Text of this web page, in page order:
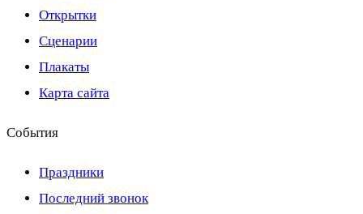
Открытки
Сценарии
Плакаты
Карта сайта
События
Праздники
Последний звонок